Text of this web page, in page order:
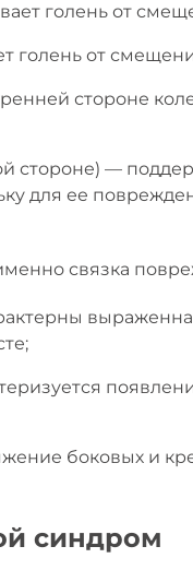
голень от
голень от
стороне
стороне) —
для ее
связка
боковых и
синдром